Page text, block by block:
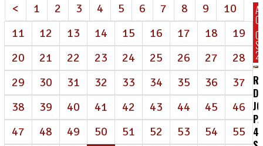
< 1 2 3 4 5 6 7 8 9
10
11
12 13 14 15 16 17 18
19
20
21 22 23 24 25 26 27
28
29
30 31 32 33 34 35 36
37
38
39 40 41 42 43 44 45
46
47
48 49 50 51 52 53 54
55
DE